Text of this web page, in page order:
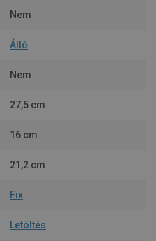
Nem
Álló
Nem
27,5 cm
16 cm
21,2 cm
Fix
Letöltés